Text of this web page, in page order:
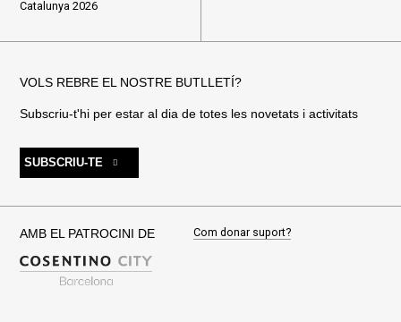
Catalunya 2026
VOLS REBRE EL NOSTRE BUTLLETÍ?
Subscriu-t'hi per estar al dia de totes les novetats i activitats
SUBSCRIU-TE
AMB EL PATROCINI DE Com donar suport?